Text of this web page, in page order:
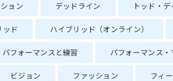
ョン デッドライン トッド・
ッド ハイブリッド（オンライン）
パフォーマンスと練習 パフォーマンス
ビジョン ファッション フィ